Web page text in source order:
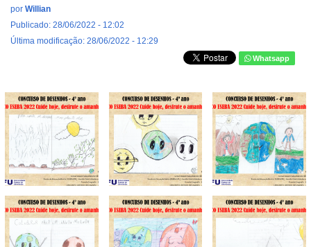
por Willian
Publicado: 28/06/2022 - 12:02
Última modificação: 28/06/2022 - 12:29
Whatsapp